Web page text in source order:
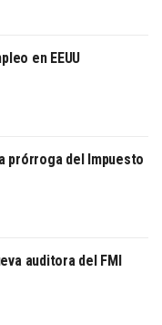
en EEUU
prórroga del Impuesto
auditora del FMI